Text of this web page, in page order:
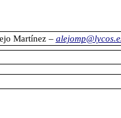
Martínez –